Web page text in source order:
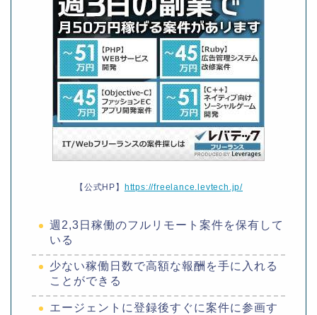
【公式HP】 https://freelance.levtech.jp/
週2,3日稼働のフルリモート案件を保有して
いる
少ない稼働日数で高額な報酬を手に入れる
ことができる
エージェントに登録後すぐに案件に参画す